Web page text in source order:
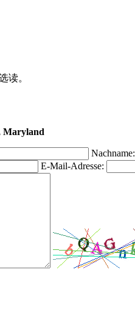
读。
Maryland
Nachname:
E-Mail-Adresse: